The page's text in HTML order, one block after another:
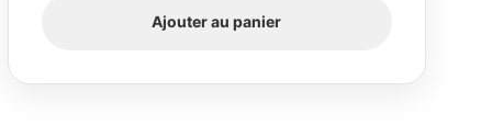
Ajouter au panier